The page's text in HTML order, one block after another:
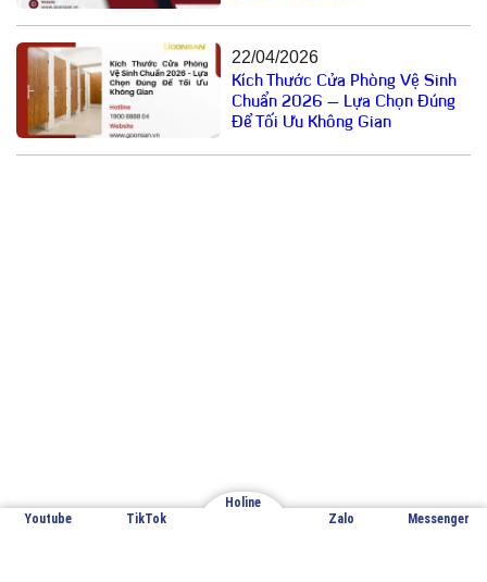
22/04/2026
Kích Thước Cửa Phòng Vệ Sinh
Chuẩn 2026 – Lựa Chọn Đúng
Để Tối Ưu Không Gian
VPĐD: Đội 7 – Thượng Mỗ – Đan Phượng – Hà Nội
Youtube TikTok
Holine
Zalo
Messenger